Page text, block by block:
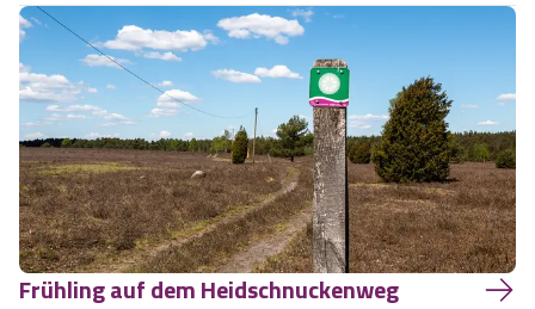
Pietzmoor ist, aus Bohlenstegen quer durch das
geheimnisvolle Hochmoor. Der Weg eig…
Frühling auf dem Heidschnuckenweg